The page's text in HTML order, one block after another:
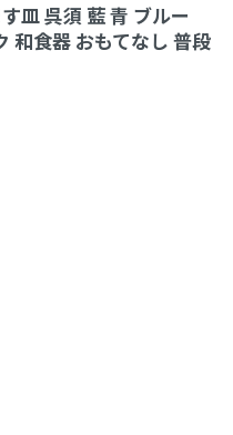
皿 呉須 藍 青 ブルー
和食器 おもてなし 普段